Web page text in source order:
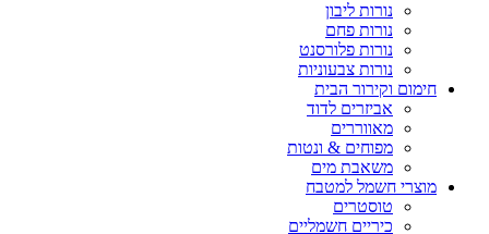
נורות ליבון
נורות פחם
נורות פלורסנט
נורות צבעוניות
חימום וקירור הבית
אביזרים לדוד
מאווררים
מפוחים & ונטות
משאבת מים
מוצרי חשמל למטבח
טוסטרים
כיריים חשמליים